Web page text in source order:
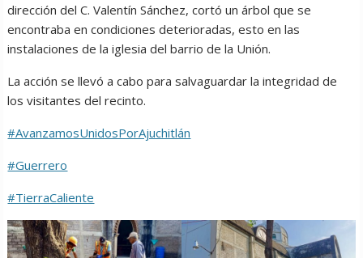
dirección del C. Valentín Sánchez, cortó un árbol que se
encontraba en condiciones deterioradas, esto en las
instalaciones de la iglesia del barrio de la Unión.
La acción se llevó a cabo para salvaguardar la integridad de
los visitantes del recinto.
#AvanzamosUnidosPorAjuchitlán
#Guerrero
#TierraCaliente